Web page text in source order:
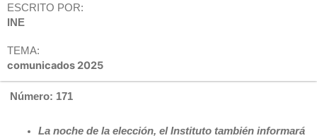
ESCRITO POR:
INE
TEMA:
comunicados 2025
Número: 171
La noche de la elección, el Instituto también informará